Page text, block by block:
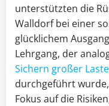
unterstützten die
Walldorf bei einer
glücklichem
Lehrgang, der
Sichern großer
durchgeführt
Fokus auf die